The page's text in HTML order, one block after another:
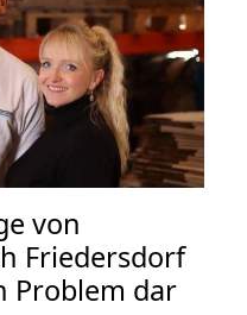
von
Friedersdorf
Problem dar